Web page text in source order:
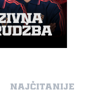
NAJČITANIJE